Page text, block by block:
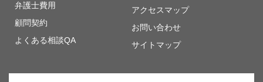
弁護士費用
顧問契約
よくある相談QA
アクセスマップ
お問い合わせ
サイトマップ